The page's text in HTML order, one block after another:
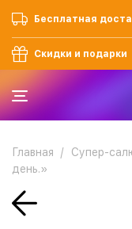
Бесплатная
Скидки и подарки
Главная Супер-
день.»